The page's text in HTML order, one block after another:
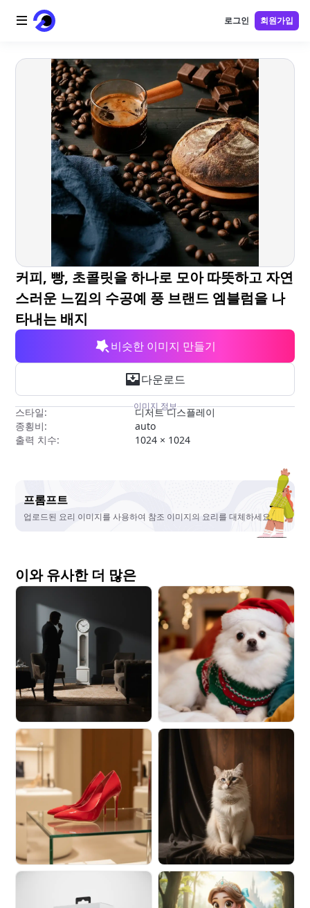
홈
AI 이미지
AI 비디오
블로그
무료 도구
로그인 회원가입
커피, 빵, 초콜릿을 하나로 모아 따뜻하고 자연
스러운 느낌의 수공예 풍 브랜드 엠블럼을 나
타내는 배지
비슷한 이미지 만들기
다운로드
이미지 정보
스타일:
디저트 디스플레이
종횡비:
auto
출력 치수:
1024 × 1024
프롬프트
업로드된 요리 이미지를 사용하여 참조 이미지의 요리를 대체하세요.
이와 유사한 더 많은